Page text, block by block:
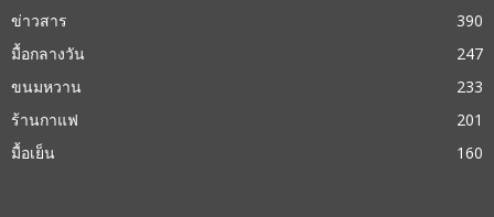
ข่าวสาร
390
มื้อกลางวัน
247
ขนมหวาน
233
ร้านกาแฟ
201
มื้อเย็น
160